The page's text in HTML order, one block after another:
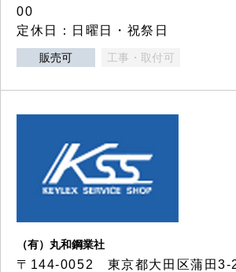
00
定休日：日曜日・祝祭日
販売可 工事・取付可
（有）丸和鋼業社
〒144-0052 東京都大田区蒲田3-